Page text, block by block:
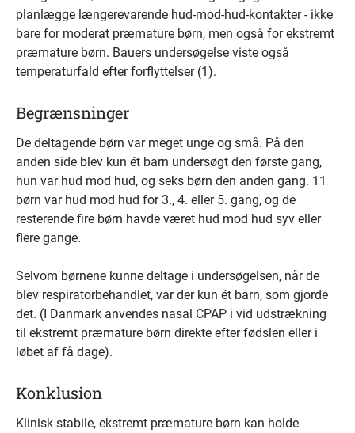
planlægge længerevarende hud-mod-hud-kontakter - ikke
bare for moderat præmature børn, men også for ekstremt
præmature børn. Bauers undersøgelse viste også
temperaturfald efter forflyttelser (1).
Begrænsninger
De deltagende børn var meget unge og små. På den
anden side blev kun ét barn undersøgt den første gang,
hun var hud mod hud, og seks børn den anden gang. 11
børn var hud mod hud for 3., 4. eller 5. gang, og de
resterende fire børn havde været hud mod hud syv eller
flere gange.
Selvom børnene kunne deltage i undersøgelsen, når de
blev respiratorbehandlet, var der kun ét barn, som gjorde
det. (I Danmark anvendes nasal CPAP i vid udstrækning
til ekstremt præmature børn direkte efter fødslen eller i
løbet af få dage).
Konklusion
Klinisk stabile, ekstremt præmature børn kan holde